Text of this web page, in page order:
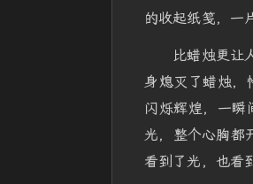
的收起纸笺，一
比蜡烛更让
身熄灭了蜡烛，
闪烁辉煌，一瞬
光，整个心胸都
看到了光，也看